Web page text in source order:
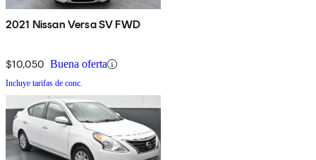
2021 Nissan Versa SV FWD
$10,050 Buena oferta
Incluye tarifas de conc.